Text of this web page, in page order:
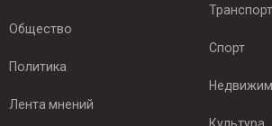
Общество
Политика
Лента мнений
Транспорт
Спорт